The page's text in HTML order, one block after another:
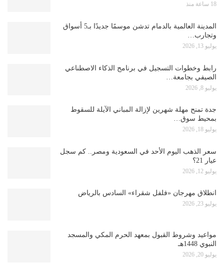
18 ساعة منذ
المدينة العالمية بالدمام تدشن موسمًا جديدًا بـ5 أسواق
وتجارب…
يوليو 13, 2026
رابط وخطوات التسجيل في برنامج الذكاء الاصطناعي
الصيفي بجامعة…
يوليو 8, 2026
جدة تمنح مهلة شهرين لإزالة المباني الآيلة للسقوط
بمحيط سوق…
يوليو 18, 2026
سعر الذهب اليوم الأحد في السعودية ومصر.. كم سجل
عيار 21؟
يوليو 12, 2026
انطلاق مهرجان «فلفل شقراء» السادس بالرياض
يوليو 23, 2026
مواعيد وشروط القبول بمعهد الحرم المكي والمسجد
النبوي 1448هـ
يوليو 20, 2026